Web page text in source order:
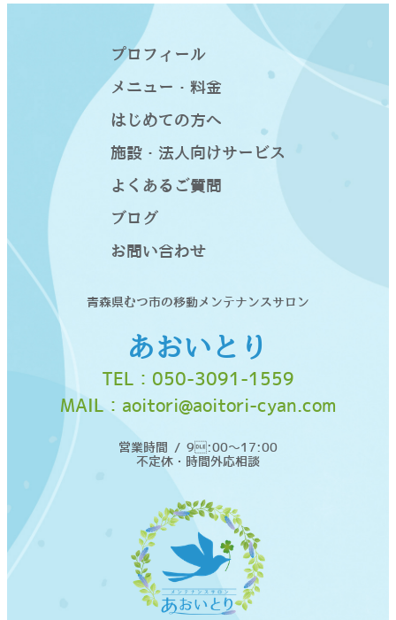
青森県むつ市の移動メンテナンスサロン
あおいとり
TEL： 050-3091-1559
MAIL： aoitori@aoitori-cyan.com
営業時間 / 9:00〜17:00
不定休・時間外応相談
プロフィール
メニュー・料金
はじめての方へ
施設・法人向けサービス
よくあるご質問
ブログ
お問い合わせ